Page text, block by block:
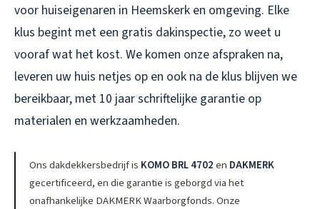
voor huiseigenaren in Heemskerk en omgeving. Elke
klus begint met een gratis dakinspectie, zo weet u
vooraf wat het kost. We komen onze afspraken na,
leveren uw huis netjes op en ook na de klus blijven we
bereikbaar, met 10 jaar schriftelijke garantie op
materialen en werkzaamheden.
Ons dakdekkersbedrijf is KOMO BRL 4702en DAKMERK
gecertificeerd, en die garantie is geborgd via het
onafhankelijke DAKMERK Waarborgfonds. Onze